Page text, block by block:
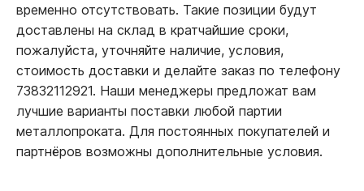
временно отсутствовать. Такие позиции будут
доставлены на склад в кратчайшие сроки,
пожалуйста, уточняйте наличие, условия,
стоимость доставки и делайте заказ по телефону
73832112921. Наши менеджеры предложат вам
лучшие варианты поставки любой партии
металлопроката. Для постоянных покупателей и
партнёров возможны дополнительные условия.